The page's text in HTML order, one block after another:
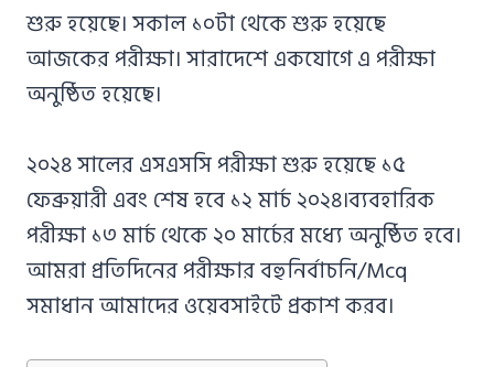
শুরু হয়েছে। সকাল ১০টা থেকে শুরু হয়েছে
আজকের পরীক্ষা। সারাদেশে একযোগে এ পরীক্ষা
অনুষ্ঠিত হয়েছে।
২০২৪ সালের এসএসসি পরীক্ষা শুরু হয়েছে ১৫
ফেব্রুয়ারী এবং শেষ হবে ১২ মার্চ ২০২৪।ব্যবহারিক
পরীক্ষা ১৩ মার্চ থেকে ২০ মার্চের মধ্যে অনুষ্ঠিত হবে।
আমরা প্রতিদিনের পরীক্ষার বহুনির্বাচনি/Mcq
সমাধান আমাদের ওয়েবসাইটে প্রকাশ করব।